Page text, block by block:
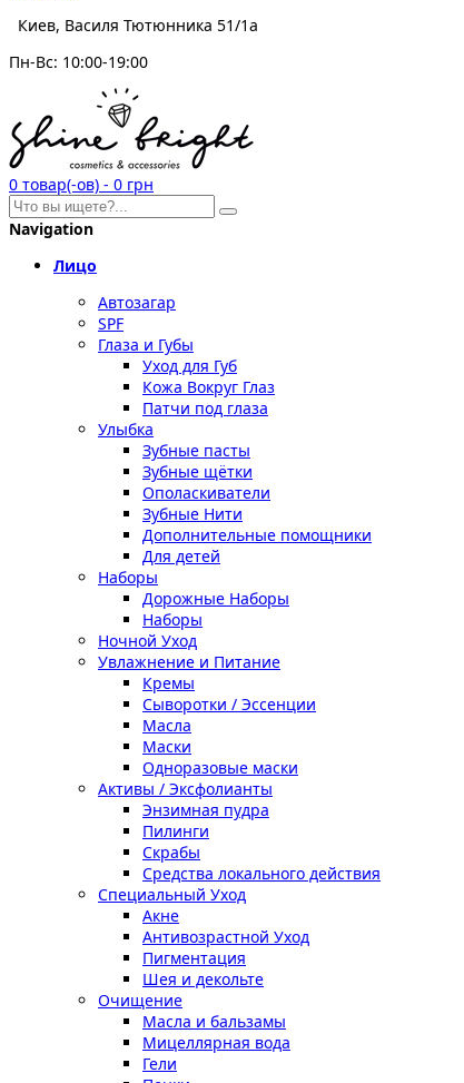
Киев, Василя Тютюнника 51/1а
Пн-Вс: 10:00-19:00
0 товар(-ов) - 0 грн
Navigation
Лицо
Автозагар
SPF
Глаза и Губы
Уход для Губ
Кожа Вокруг Глаз
Патчи под глаза
Улыбка
Зубные пасты
Зубные щётки
Ополаскиватели
Зубные Нити
Дополнительные помощники
Для детей
Наборы
Дорожные Наборы
Наборы
Ночной Уход
Увлажнение и Питание
Кремы
Сыворотки / Эссенции
Масла
Маски
Одноразовые маски
Активы / Эксфолианты
Энзимная пудра
Пилинги
Скрабы
Средства локального действия
Специальный Уход
Акне
Антивозрастной Уход
Пигментация
Шея и декольте
Очищение
Масла и бальзамы
Мицеллярная вода
Гели